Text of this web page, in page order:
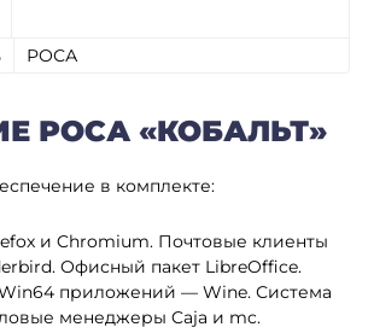
РОСА
РОСА «КОБАЛЬТ»
в комплекте:
и Chromium. Почтовые клиенты
Офисный пакет LibreOffice.
приложений — Wine. Система
менеджеры Caja и mc.